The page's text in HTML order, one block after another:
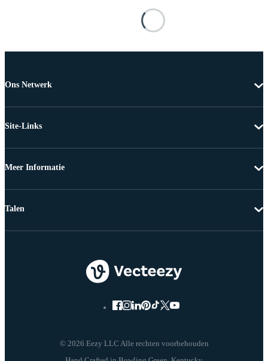
Ons Netwerk
Site-Links
Meer Informatie
© 2026 Eezy LLC Alle rechten voorbehouden
Talen